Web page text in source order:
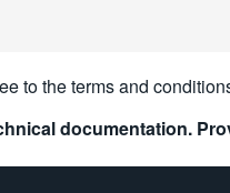
to the terms and
documentation.